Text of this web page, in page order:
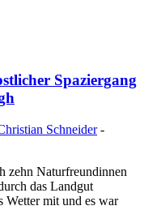
Spaziergang
Schneider-
zehn Naturfreundinnen
das Landgut
Wetter mit und es war